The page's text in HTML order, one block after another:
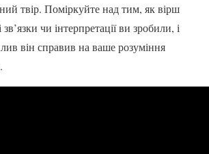
твір. Поміркуйте над тим, як вірш
чи інтерпретації ви зробили, і
він справив на ваше розуміння